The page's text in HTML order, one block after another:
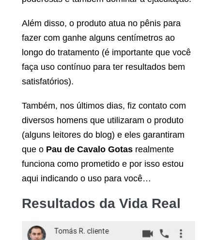
Além disso, o produto atua no pênis para
fazer com ganhe alguns centímetros ao
longo do tratamento (é importante que você
faça uso contínuo para ter resultados bem
satisfatórios).
Também, nos últimos dias, fiz contato com
diversos homens que utilizaram o produto
(alguns leitores do blog) e eles garantiram
que o Pau de Cavalo Gotas realmente
funciona como prometido e por isso estou
aqui indicando o uso para você…
Resultados da Vida Real